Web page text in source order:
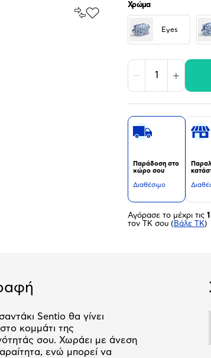
Σύγκρινέ
Προσθήκη
Αγαπημένα
Χρώμα
Eyes
Μείωση Αύξηση
Παράδοση στο
χώρο σου
Διαθέσιμο
Αγόρασε το μέχρι τις
τον ΤΚ σου ( Βάλε ΤΚ)
Sentio θα γίνει
κομμάτι της
σου. Χωράει με άνεση
ενώ μπορεί να